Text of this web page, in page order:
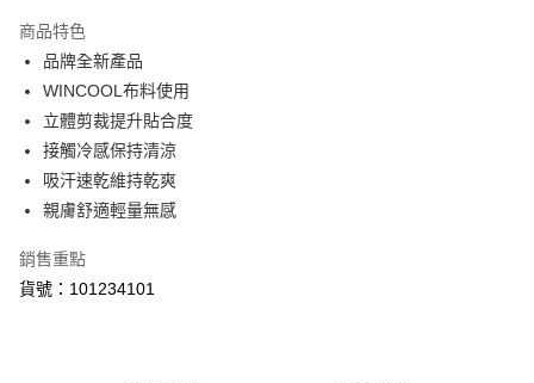
街口支付
悠遊付
Google Pay
全盈+PAY
運送方式
商品特色
品牌全新產品
WINCOOL布料使用
立體剪裁提升貼合度
接觸冷感保持清涼
吸汗速乾維持乾爽
親膚舒適輕量無感
銷售重點
貨號：101234101